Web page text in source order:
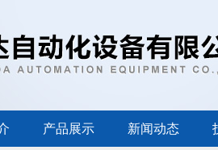
产品展示 新闻动态